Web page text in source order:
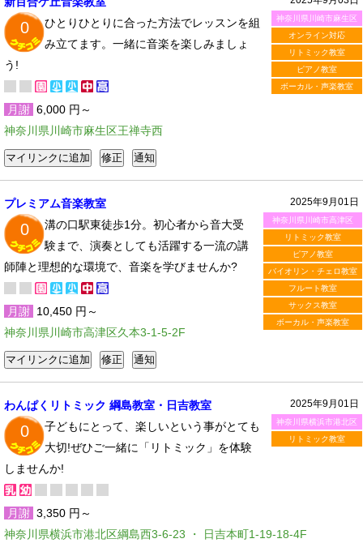
神奈川県川崎市麻生区
オンライン対応
リトミック教室
ピアノ教室
ボーカル・声楽教室
0
ひとりひとりに合った方法でレッスンを組
み立てます。一緒に音楽を楽しみましょ
う!
月謝 6,000 円～
神奈川県川崎市麻生区王禅寺西
2025年9月01日
神奈川県川崎市高津区
リトミック教室
ピアノ教室
バイオリン・チェロ教室
フルート教室
サックス教室
ボーカル・声楽教室
プレミアム音楽教室
0
溝の口駅東徒歩1分。初心者から音大受
験まで、演奏としても活躍する一流の講
師陣と理想的な環境で、音楽を学びませんか?
月謝 10,450 円～
神奈川県川崎市高津区久本3-1-5-2F
2025年9月01日
神奈川県横浜市港北区
リトミック教室
わんぱくリトミック 綱島教室・日吉教室
0
子どもにとって、楽しいという事がとても
大切!ぜひご一緒に「リトミック」を体験
しませんか!
月謝 3,350 円～
神奈川県横浜市港北区綱島西3-6-23 ・ 日吉本町1-19-18-4F